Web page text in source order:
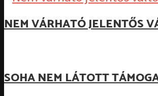
NEM VÁRHATÓ JELENTŐS
SOHA NEM LÁTOTT